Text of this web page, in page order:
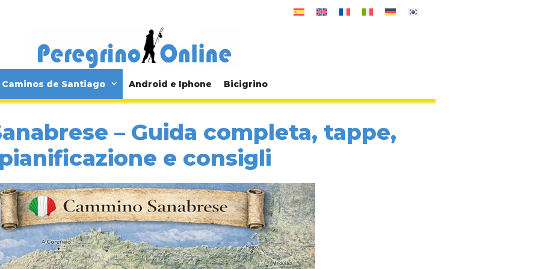
Caminos de Santiago Android e Iphone Bicigrino
– Guida completa, tappe,
pianificazione e consigli